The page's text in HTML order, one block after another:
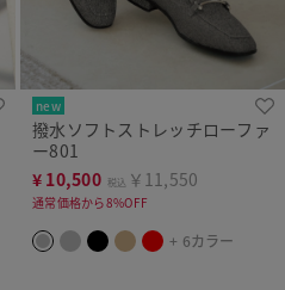
new
撥水ソフトストレッチローファ
ー801
¥ 10,500 税込 ￥11,550
通常価格から8%OFF
+ 6カラー